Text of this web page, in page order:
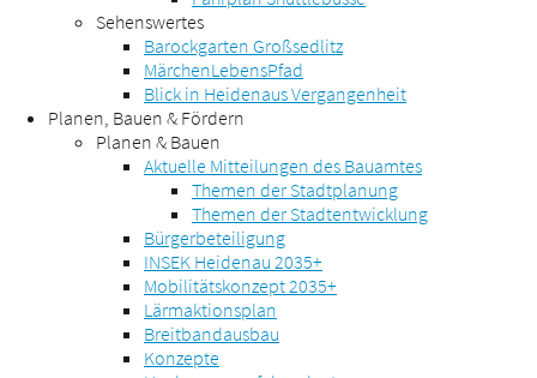
Sehenswertes
Barockgarten Großsedlitz
MärchenLebensPfad
Blick in Heidenaus Vergangenheit
Planen, Bauen & Fördern
Planen & Bauen
Aktuelle Mitteilungen des Bauamtes
Themen der Stadtplanung
Themen der Stadtentwicklung
Bürgerbeteiligung
INSEK Heidenau 2035+
Mobilitätskonzept 2035+
Lärmaktionsplan
Breitbandausbau
Konzepte